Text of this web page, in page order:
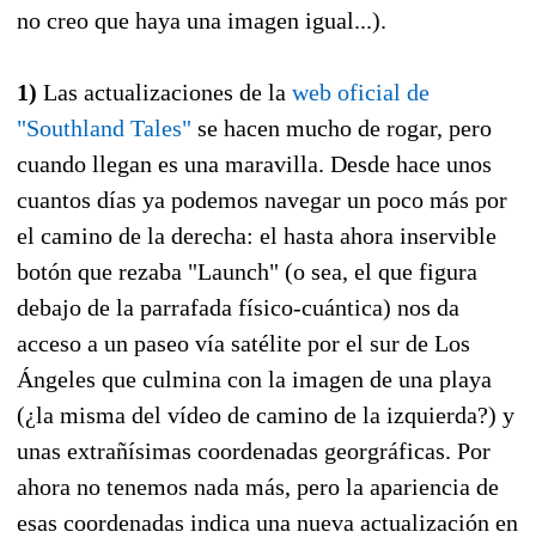
no creo que haya una imagen igual...).
1) Las actualizaciones de la web oficial de
"Southland Tales" se hacen mucho de rogar, pero
cuando llegan es una maravilla. Desde hace unos
cuantos días ya podemos navegar un poco más por
el camino de la derecha: el hasta ahora inservible
botón que rezaba "Launch" (o sea, el que figura
debajo de la parrafada físico-cuántica) nos da
acceso a un paseo vía satélite por el sur de Los
Ángeles que culmina con la imagen de una playa
(¿la misma del vídeo de camino de la izquierda?) y
unas extrañísimas coordenadas georgráficas. Por
ahora no tenemos nada más, pero la apariencia de
esas coordenadas indica una nueva actualización en